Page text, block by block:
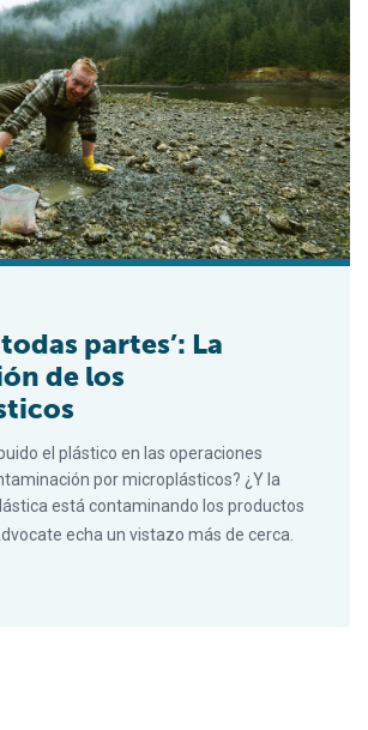
partes’: La
de los
el plástico en las operaciones
por microplásticos? ¿Y la
está contaminando los productos
echa un vistazo más de cerca.